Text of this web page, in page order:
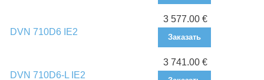
DVN 710D6 IE2
3 577.00 €
Заказать
DVN 710D6-L IE2
3 741.00 €